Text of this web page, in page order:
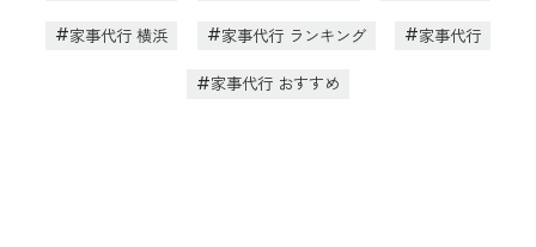
家事代行 横浜 家事代行 ランキング 家事代行
家事代行 おすすめ